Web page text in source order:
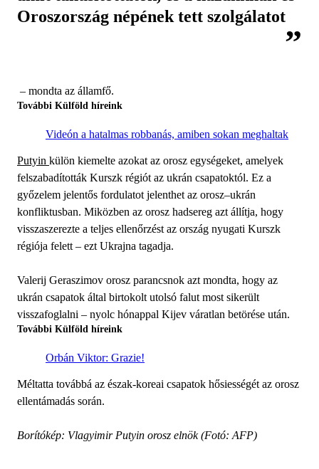
Oroszország népének tett szolgálatot
– mondta az államfő.
További Külföld híreink
Videón a hatalmas robbanás, amiben sokan meghaltak
Putyin külön kiemelte azokat az orosz egységeket, amelyek
felszabadították Kurszk régiót az ukrán csapatoktól. Ez a
győzelem jelentős fordulatot jelenthet az orosz–ukrán
konfliktusban. Miközben az orosz hadsereg azt állítja, hogy
visszaszerezte a teljes ellenőrzést az ország nyugati Kurszk
régiója felett – ezt Ukrajna tagadja.
Valerij Geraszimov orosz parancsnok azt mondta, hogy az
ukrán csapatok által birtokolt utolsó falut most sikerült
visszafoglalni – nyolc hónappal Kijev váratlan betörése után.
További Külföld híreink
Orbán Viktor: Grazie!
Méltatta továbbá az észak-koreai csapatok hősiességét az orosz
ellentámadás során.
Borítókép: Vlagyimir Putyin orosz elnök (Fotó: AFP)